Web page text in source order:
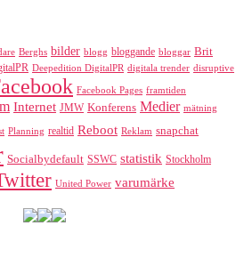
Berghs bilder blogg bloggande bloggar Brit
Deepedition DigitalPR digitala trender disruptive
Facebook Pages framtiden
Internet JMW Konferens Medier mätning
Planning realtid Reboot Reklam snapchat
Socialbydefault SSWC statistik Stockholm
United Power varumärke